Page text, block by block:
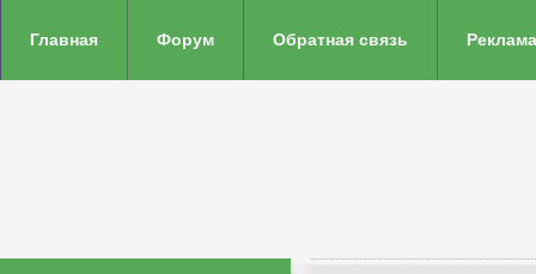
Главная Форум Обратная связь